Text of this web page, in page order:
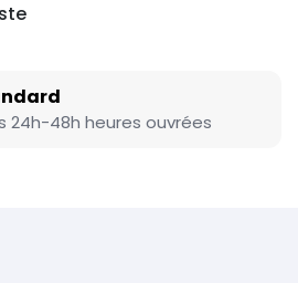
24h-48h heures ouvrées